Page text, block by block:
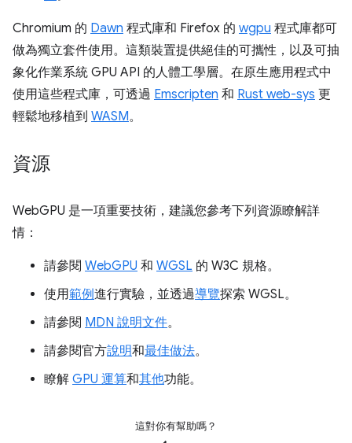
Chromium 的 Dawn 程式庫和 Firefox 的 wgpu 程式庫都可
做為獨立套件使用。這類裝置提供絕佳的可攜性，以及可抽
象化作業系統 GPU API 的人體工學層。在原生應用程式中
使用這些程式庫，可透過 Emscripten 和 Rust web-sys 更
輕鬆地移植到 WASM。
資源
WebGPU 是一項重要技術，建議您參考下列資源瞭解詳
情：
請參閱 WebGPU 和 WGSL 的 W3C 規格。
使用範例進行實驗，並透過導覽探索 WGSL。
請參閱 MDN 說明文件。
請參閱官方說明和最佳做法。
瞭解 GPU 運算和其他功能。
這對你有幫助嗎？